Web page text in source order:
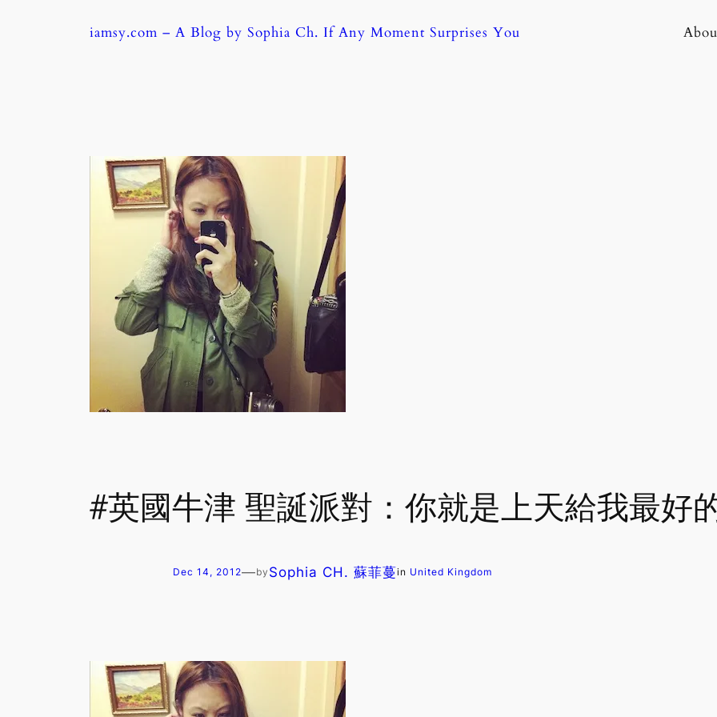
iamsy.com – A Blog by Sophia Ch. If Any Moment Surprises You
#英國牛津 聖誕派對：你就是上天給我最好
Dec 14, 2012—by Sophia CH. 蘇菲蔓in United Kingdom